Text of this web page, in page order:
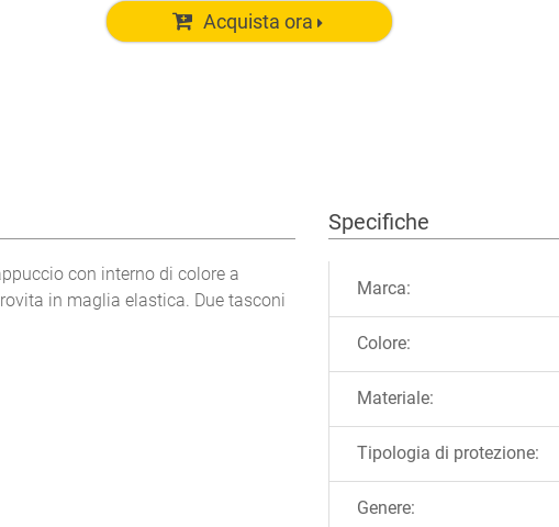
Acquista ora
con interno di colore a
in maglia elastica. Due tasconi
Specifiche
Marca:
Colore:
Materiale:
Tipologia di protezione:
Genere: